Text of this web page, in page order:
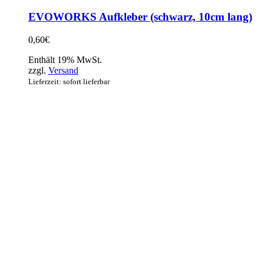
EVOWORKS Aufkleber (schwarz, 10cm lang)
0,60€
Enthält 19% MwSt.
zzgl. Versand
Lieferzeit: sofort lieferbar